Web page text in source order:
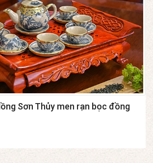
Sơn Thủy men rạn bọc đồng